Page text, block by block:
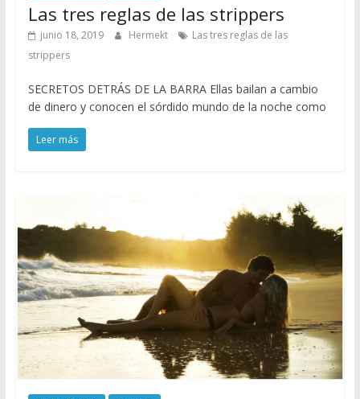
Las tres reglas de las strippers
junio 18, 2019 Hermekt
Las tres reglas de las
strippers
SECRETOS DETRÁS DE LA BARRA Ellas bailan a cambio
de dinero y conocen el sórdido mundo de la noche como
Leer más